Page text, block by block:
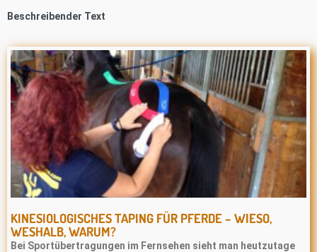
Beschreibender Text
KINESIOLOGISCHES TAPING FÜR PFERDE – WIESO,
WESHALB, WARUM?
Bei Sportübertragungen im Fernsehen sieht man heutzutage